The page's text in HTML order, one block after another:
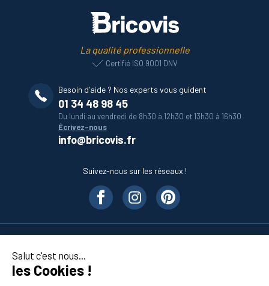
Salut c'est nous...
les Cookies !
La qualité professionnelle
Certifié ISO 9001 DNV
Besoin d’aide ? Nos experts vous guident
01 34 48 98 45
Du lundi au vendredi de 8h30 à 12h30 et 13h30 à 16h30
Écrivez-nous
info@bricovis.fr
Suivez-nous sur les réseaux !
En savoir plus